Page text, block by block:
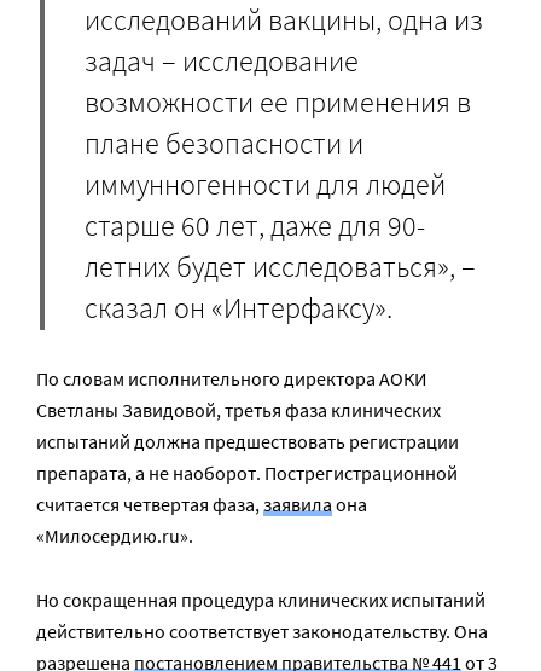
исследований вакцины, одна из
задач – исследование
возможности ее применения в
плане безопасности и
иммунногенности для людей
старше 60 лет, даже для 90-
летних будет исследоваться», –
сказал он «Интерфаксу».
По словам исполнительного директора АОКИ
Светланы Завидовой, третья фаза клинических
испытаний должна предшествовать регистрации
препарата, а не наоборот. Пострегистрационной
считается четвертая фаза,заявилаона
«Милосердию.ru».
Но сокращенная процедура клинических испытаний
действительно соответствует законодательству. Она
разрешена постановлением правительства № 441от 3